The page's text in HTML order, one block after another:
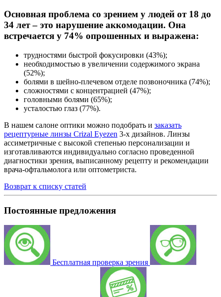
Основная проблема со зрением у людей от 18 до
34 лет – это нарушение аккомодации. Она
встречается у 74% опрошенных и выражена:
трудностями быстрой фокусировки (43%);
необходимостью в увеличении содержимого экрана
(52%);
болями в шейно-плечевом отделе позвоночника (74%);
сложностями с концентрацией (47%);
головными болями (65%);
усталостью глаз (77%).
В нашем салоне оптики можно подобрать и заказать
рецептурные линзы Crizal Eyezen 3-х дизайнов. Линзы
ассиметричные с высокой степенью персонализации и
изготавливаются индивидуально согласно проведенной
диагностики зрения, выписанному рецепту и рекомендации
врача-офтальмолога или оптометриста.
Возврат к списку статей
Постоянные предложения
Бесплатная проверка зрения